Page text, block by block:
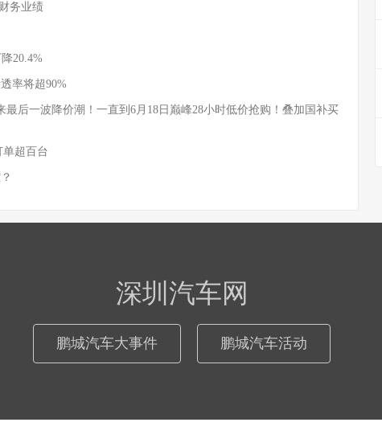
务业绩
20.4%
率将超90%
最后一波降价潮！一直到6月18日巅峰28小时低价抢购！叠加国补买
超百台
深圳汽车网
鹏城汽车大事件 鹏城汽车活动